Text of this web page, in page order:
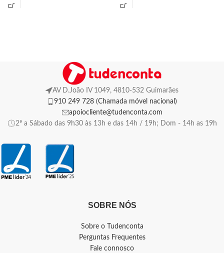
AV D.João IV 1049, 4810-532 Guimarães
910 249 728 (Chamada móvel nacional)
apoiocliente@tudenconta.com
2ª a Sábado das 9h30 às 13h e das 14h / 19h; Dom - 14h as 19h
SOBRE NÓS
Sobre o Tudenconta
Perguntas Frequentes
Fale connosco